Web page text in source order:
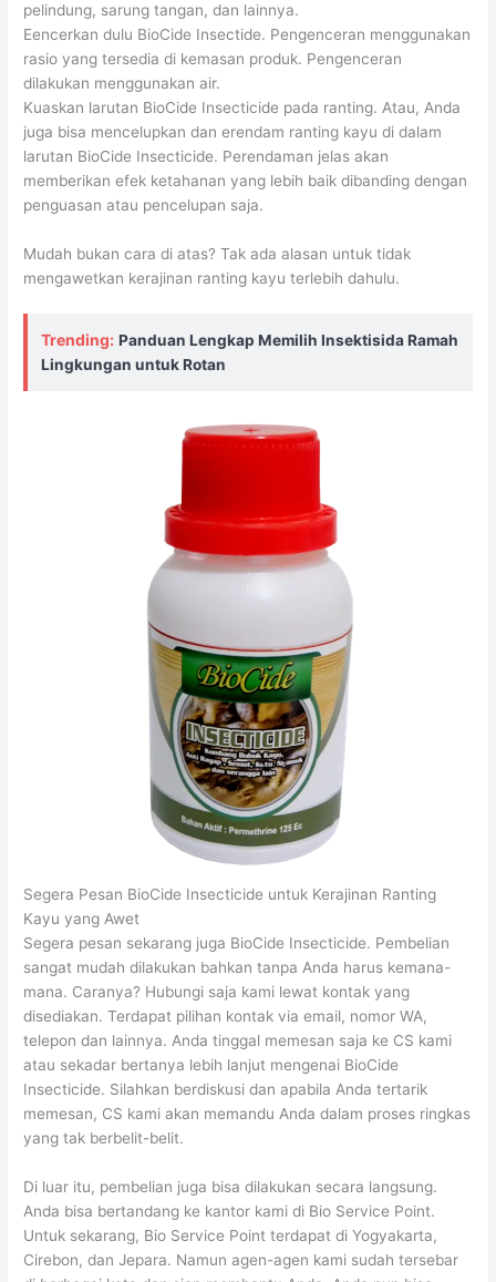
pelindung, sarung tangan, dan lainnya.
Eencerkan dulu BioCide Insectide. Pengenceran menggunakan
rasio yang tersedia di kemasan produk. Pengenceran
dilakukan menggunakan air.
Kuaskan larutan BioCide Insecticide pada ranting. Atau, Anda
juga bisa mencelupkan dan erendam ranting kayu di dalam
larutan BioCide Insecticide. Perendaman jelas akan
memberikan efek ketahanan yang lebih baik dibanding dengan
penguasan atau pencelupan saja.
Mudah bukan cara di atas? Tak ada alasan untuk tidak
mengawetkan kerajinan ranting kayu terlebih dahulu.
Trending: Panduan Lengkap Memilih Insektisida Ramah
Lingkungan untuk Rotan
Segera Pesan BioCide Insecticide untuk Kerajinan Ranting
Kayu yang Awet
Segera pesan sekarang juga BioCide Insecticide. Pembelian
sangat mudah dilakukan bahkan tanpa Anda harus kemana-
mana. Caranya? Hubungi saja kami lewat kontak yang
disediakan. Terdapat pilihan kontak via email, nomor WA,
telepon dan lainnya. Anda tinggal memesan saja ke CS kami
atau sekadar bertanya lebih lanjut mengenai BioCide
Insecticide. Silahkan berdiskusi dan apabila Anda tertarik
memesan, CS kami akan memandu Anda dalam proses ringkas
yang tak berbelit-belit.
Di luar itu, pembelian juga bisa dilakukan secara langsung.
Anda bisa bertandang ke kantor kami di Bio Service Point.
Untuk sekarang, Bio Service Point terdapat di Yogyakarta,
Cirebon, dan Jepara. Namun agen-agen kami sudah tersebar